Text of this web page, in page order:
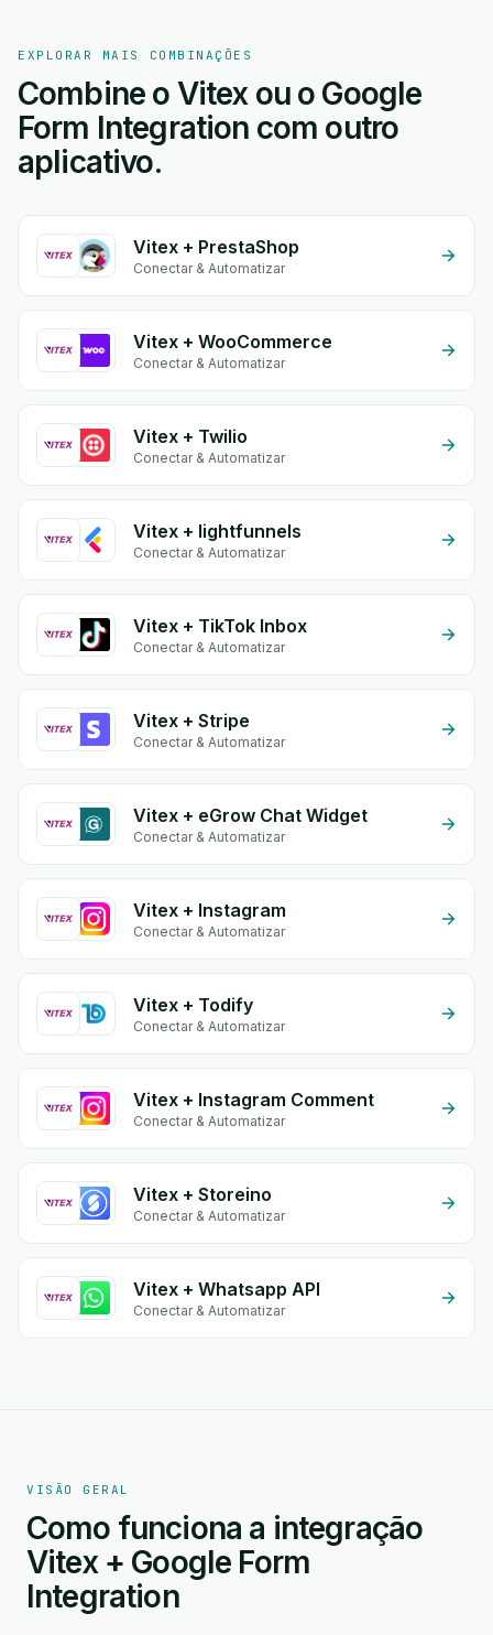
EXPLORAR MAIS COMBINAÇÕES
Combine o Vitex ou o Google
Form Integration com outro
aplicativo.
Vitex + PrestaShop
Conectar & Automatizar
Vitex + WooCommerce
Conectar & Automatizar
Vitex + Twilio
Conectar & Automatizar
Vitex + lightfunnels
Conectar & Automatizar
Vitex + TikTok Inbox
Conectar & Automatizar
Vitex + Stripe
Conectar & Automatizar
Vitex + eGrow Chat Widget
Conectar & Automatizar
Vitex + Instagram
Conectar & Automatizar
Vitex + Todify
Conectar & Automatizar
Vitex + Instagram Comment
Conectar & Automatizar
Vitex + Storeino
Conectar & Automatizar
Vitex + Whatsapp API
Conectar & Automatizar
VISÃO GERAL
Como funciona a integração
Vitex + Google Form
Integration